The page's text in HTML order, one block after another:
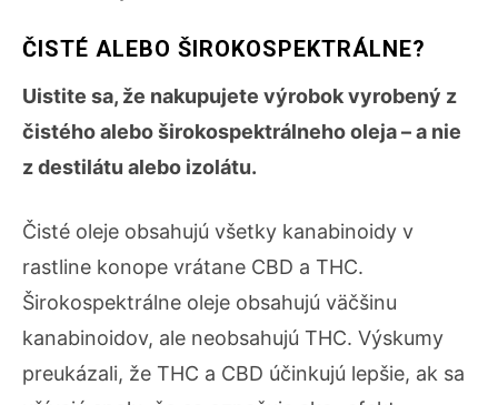
ČISTÉ ALEBO ŠIROKOSPEKTRÁLNE?
Uistite sa, že nakupujete výrobok vyrobený z
čistého alebo širokospektrálneho oleja – a nie
z destilátu alebo izolátu.
Čisté oleje obsahujú všetky kanabinoidy v
rastline konope vrátane CBD a THC.
Širokospektrálne oleje obsahujú väčšinu
kanabinoidov, ale neobsahujú THC. Výskumy
preukázali, že THC a CBD účinkujú lepšie, ak sa